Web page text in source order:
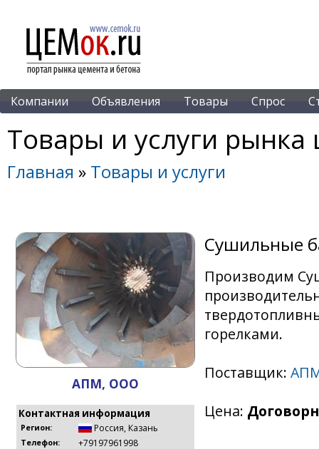
Компании Объявления Товары Спрос
Товары и услуги рынка
Главная » Товары и услуги
АПМ, ООО
Контактная информация
Регион: Россия, Казань
Телефон: +79197961998
Сушильные
Производим
горелками.
Поставщик:
Цена: